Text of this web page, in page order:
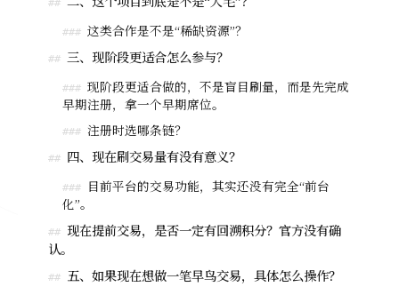
##
### 这类合作是不是“稀缺资源”？
## 三、现阶段更适合怎么参与？
### 现阶段更适合做的，不是盲目刷量，而是先完成
早期注册，拿一个早期席位。
### 注册时选哪条链？
## 四、现在刷交易量有没有意义？
###
目前平台的交易功能，其实还没有完全“前台
化”。
## 现在提前交易，是否一定有回溯积分？官方没有确
认。
## 五、如果现在想做一笔早鸟交易，具体怎么操作？